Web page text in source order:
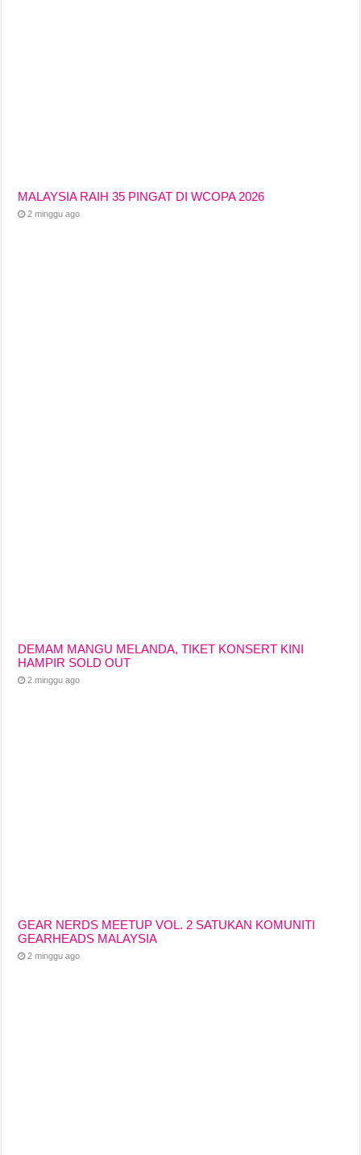
MALAYSIA RAIH 35 PINGAT DI WCOPA 2026
2 minggu ago
DEMAM MANGU MELANDA, TIKET KONSERT KINI
HAMPIR SOLD OUT
2 minggu ago
GEAR NERDS MEETUP VOL. 2 SATUKAN KOMUNITI
GEARHEADS MALAYSIA
2 minggu ago